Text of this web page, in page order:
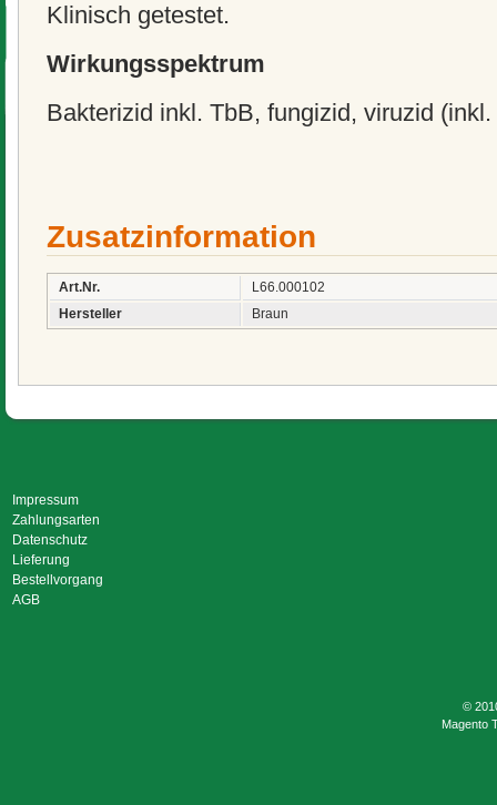
Klinisch getestet.
Wirkungsspektrum
Bakterizid inkl. TbB, fungizid, viruzid
Zusatzinformation
Art.Nr.
L66.000102
Hersteller
Braun
Impressum
Zahlungsarten
Datenschutz
Lieferung
Bestellvorgang
AGB
©
Magento